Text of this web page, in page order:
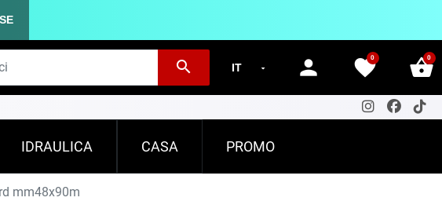
search person favorite
0 shopping_basket
0
IDRAULICA CASA PROMO
mm48x90m